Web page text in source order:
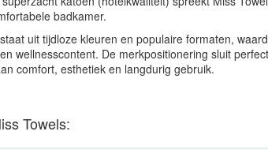
badkamer.
uit tijdloze kleuren en populaire formaten,
wellnesscontent. De merkpositionering sluit
comfort, esthetiek en langdurig gebruik.
Towels: